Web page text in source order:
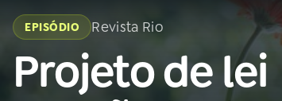
Buscar
na
Rádio
na
Rádio
EPISÓDIO Revista Rio
Projeto de lei